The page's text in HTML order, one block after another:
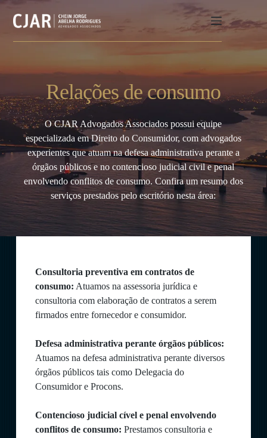
Relações de consumo
O CJAR Advogados Associados possui equipe
especializada em Direito do Consumidor, com advogados
experientes que atuam na defesa administrativa perante a
órgãos públicos e no contencioso judicial civil e penal
envolvendo conflitos de consumo. Confira um resumo dos
serviços prestados pelo escritório nesta área:
Consultoria preventiva em contratos de
consumo: Atuamos na assessoria jurídica e
consultoria com elaboração de contratos a serem
firmados entre fornecedor e consumidor.
Defesa administrativa perante órgãos públicos:
Atuamos na defesa administrativa perante diversos
órgãos públicos tais como Delegacia do
Consumidor e Procons.
Contencioso judicial cível e penal envolvendo
conflitos de consumo: Prestamos consultoria e